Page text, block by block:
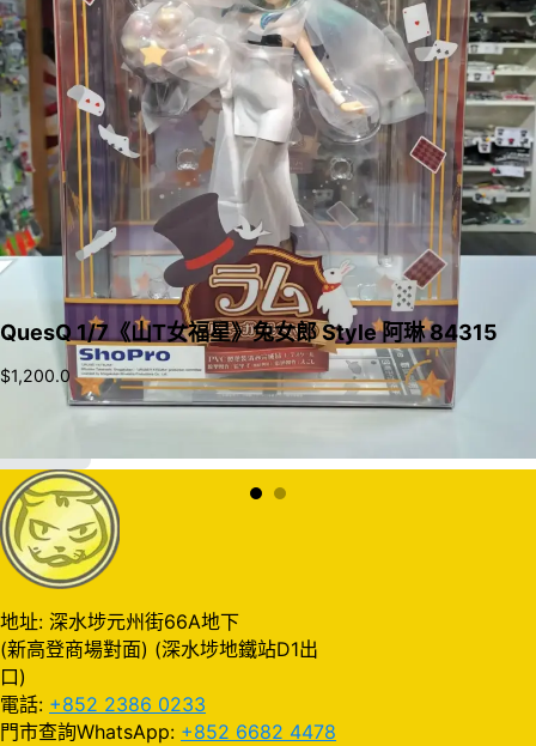
QuesQ 1/7《山T女福星》兔女郎 Style 阿琳 84315
$1,200.0
地址: 深水埗元州街66A地下
(新高登商場對面) (深水埗地鐵站D1出
口)
電話: +852 2386 0233
門市查詢WhatsApp: +852 6682 4478